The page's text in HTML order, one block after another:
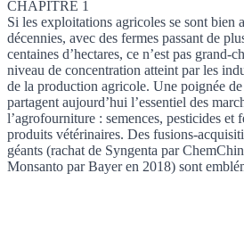
CHAPITRE 1
Si les exploitations agricoles se sont bien
décennies, avec des fermes passant de
centaines d’hectares, ce n’est pas grand-
niveau de concentration atteint par les
de la production agricole. Une poignée de
partagent aujourd’hui l’essentiel des
l’agrofourniture : semences, pesticides et
produits vétérinaires. Des fusions-
géants (rachat de Syngenta par
Monsanto par Bayer en 2018) sont